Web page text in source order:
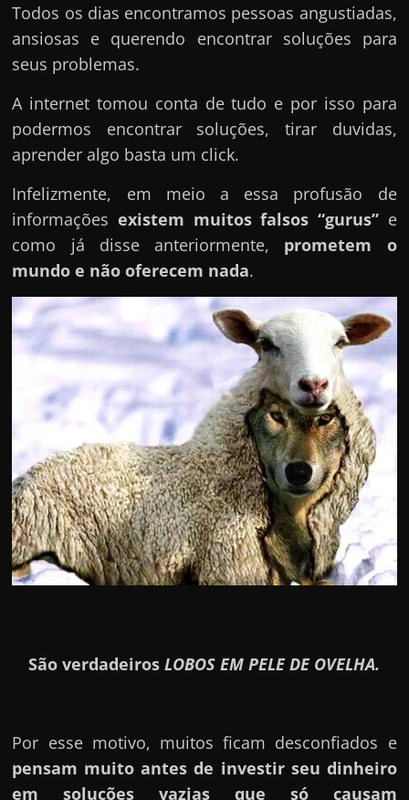
Todos os dias encontramos pessoas angustiadas,
ansiosas e querendo encontrar soluções para
seus problemas.
A internet tomou conta de tudo e por isso para
podermos encontrar soluções, tirar duvidas,
aprender algo basta um click.
Infelizmente, em meio a essa profusão de
informaçõesexistem muitos falsos “gurus”e
como já disse anteriormente, prometem o
mundo e não oferecem nada.
São verdadeirosLOBOS EM PELE DE OVELHA.
Por esse motivo, muitos ficam desconfiados e
pensam muito antes de investir seu dinheiro
em soluções vazias que só causam